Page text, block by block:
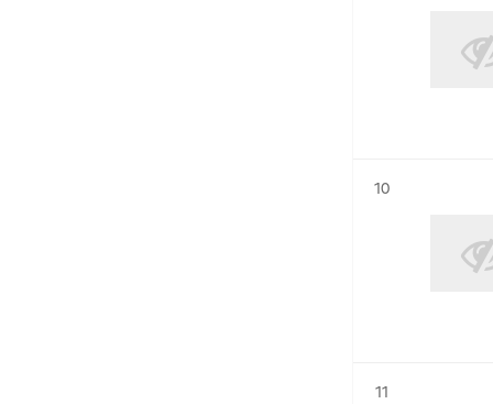
Résultat n°
10
Résultat n°
11